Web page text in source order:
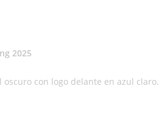
2025
con logo delante en azul claro.